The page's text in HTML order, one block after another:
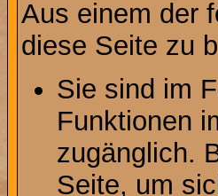
Aus einem der
diese Seite zu
Sie sind im
Funktionen
zugänglich.
Seite, um